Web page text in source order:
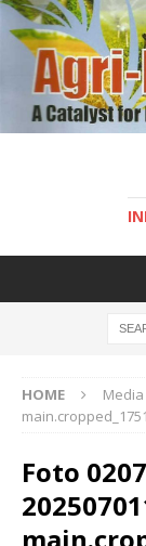
HOME Media
Foto